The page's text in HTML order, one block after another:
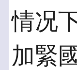
情况
加緊